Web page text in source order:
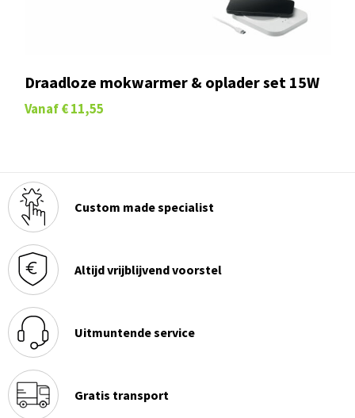
Draadloze mokwarmer & oplader set 15W
Vanaf € 11,55
Custom made specialist
Altijd vrijblijvend voorstel
Uitmuntende service
Gratis transport